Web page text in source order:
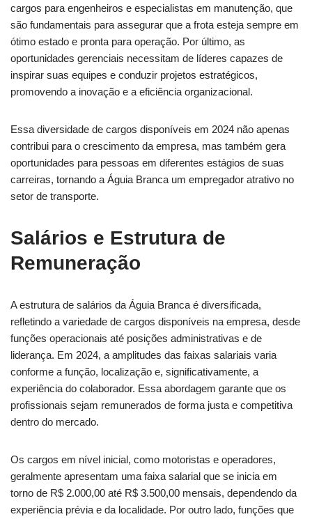
cargos para engenheiros e especialistas em manutenção, que
são fundamentais para assegurar que a frota esteja sempre em
ótimo estado e pronta para operação. Por último, as
oportunidades gerenciais necessitam de líderes capazes de
inspirar suas equipes e conduzir projetos estratégicos,
promovendo a inovação e a eficiência organizacional.
Essa diversidade de cargos disponíveis em 2024 não apenas
contribui para o crescimento da empresa, mas também gera
oportunidades para pessoas em diferentes estágios de suas
carreiras, tornando a Águia Branca um empregador atrativo no
setor de transporte.
Salários e Estrutura de
Remuneração
A estrutura de salários da Águia Branca é diversificada,
refletindo a variedade de cargos disponíveis na empresa, desde
funções operacionais até posições administrativas e de
liderança. Em 2024, a amplitudes das faixas salariais varia
conforme a função, localização e, significativamente, a
experiência do colaborador. Essa abordagem garante que os
profissionais sejam remunerados de forma justa e competitiva
dentro do mercado.
Os cargos em nível inicial, como motoristas e operadores,
geralmente apresentam uma faixa salarial que se inicia em
torno de R$ 2.000,00 até R$ 3.500,00 mensais, dependendo da
experiência prévia e da localidade. Por outro lado, funções que